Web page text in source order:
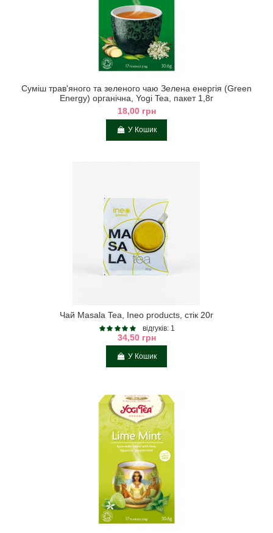
Суміш трав'яного та зеленого чаю Зелена енергія (Green
Energy) органічна, Yogi Tea, пакет 1,8г
18,00 грн
У Кошик
Чай Masala Tea, Ineo products, стік 20г
відгуків: 1
34,50 грн
У Кошик